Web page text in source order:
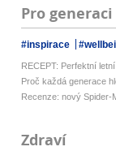
Pro generaci
#inspirace
RECEPT: Perfektní
Proč každá generace
Recenze: nový Spider-
Zdraví